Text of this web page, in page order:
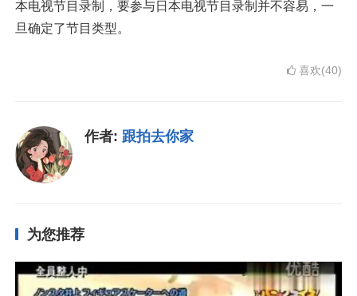
本电视节目录制，要参与日本电视节目录制并不容易，一
旦确定了节目类型。
喜欢(40)
作者: 跟拍去你家
为您推荐